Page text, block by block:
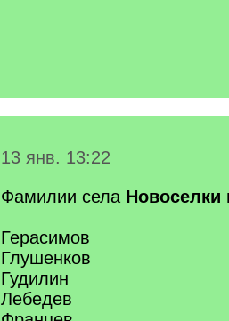
13 янв. 13:22
Фамилии села Новоселки
Герасимов
Глушенков
Гудилин
Лебедев